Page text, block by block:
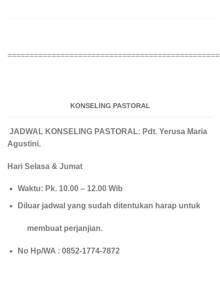
KONSELING PASTORAL
JADWAL KONSELING PASTORAL: Pdt. Yerusa Maria
Agustini.
Hari Selasa & Jumat
Waktu: Pk. 10.00 – 12.00 Wib
Diluar jadwal yang sudah ditentukan harap untuk
membuat perjanjian.
No Hp/WA : 0852-1774-7872